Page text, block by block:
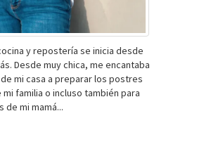
y repostería se inicia desde
Desde muy chica, me encantaba
mi casa a preparar los postres
familia o incluso también para
de mi mamá...